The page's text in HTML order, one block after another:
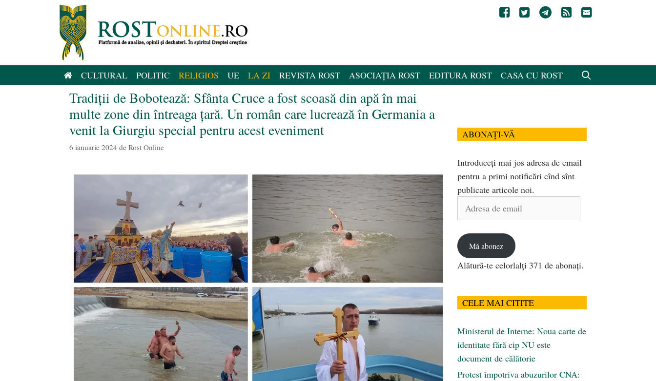
CULTURAL POLITIC RELIGIOS UE LA ZI REVISTA ROST ASOCIAȚIA ROST EDITURA ROST CASA CU ROST
Tradiții de Bobotează: Sfânta Cruce a fost scoasă din apă în mai
multe zone din întreaga țară. Un român care lucrează în Germania a
venit la Giurgiu special pentru acest eveniment
6 ianuarie 2024 de Rost Online
ABONAȚI-VĂ
Introduceți mai jos adresa de email
pentru a primi notificări cînd sînt
publicate articole noi.
Adresa
Mă abonez
Alătură-te celorlalți 371 de abonați.
CELE MAI CITITE
Ministerul de Interne: Noua carte de
identitate fără cip NU este
document de călătorie
Protest împotriva abuzurilor CNA: